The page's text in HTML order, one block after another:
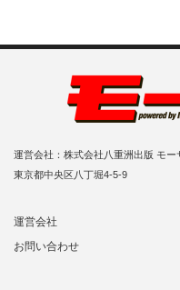
運営会社：株式会社八重洲出版 モー
東京都中央区八丁堀4-5-9
運営会社
お問い合わせ